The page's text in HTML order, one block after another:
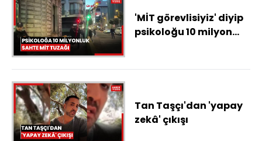
'MİT görevlisiyiz' diyip
psikoloğu 10 milyon
yakalandı
Tan Taşçı'dan 'yapay
zekâ' çıkışı